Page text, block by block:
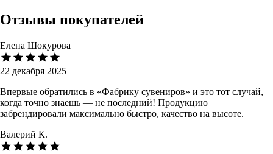
Отзывы покупателей
Елена Шокурова
22 декабря 2025
Впервые обратились в «Фабрику сувениров» и это тот случай,
когда точно знаешь — не последний! Продукцию
забрендировали максимально быстро, качество на высоте.
Валерий К.